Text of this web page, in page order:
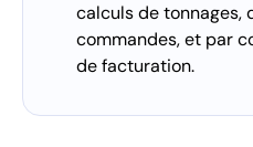
calculs de tonnages,
commandes, et par
de facturation.